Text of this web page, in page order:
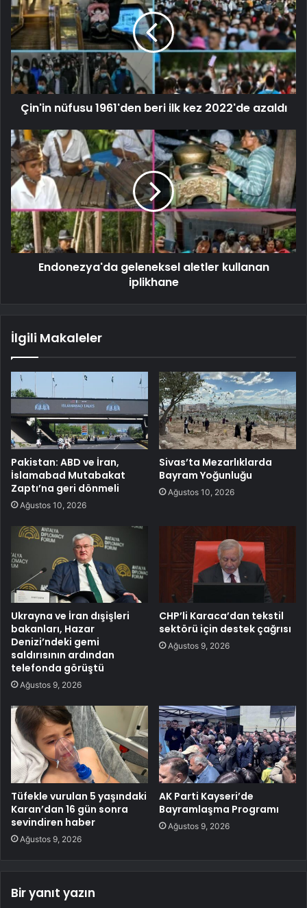
Çin'in nüfusu 1961'den beri ilk kez 2022'de azaldı
Endonezya'da geleneksel aletler kullanan
iplikhane
İlgili Makaleler
Pakistan: ABD ve İran,
İslamabad Mutabakat
Zaptı’na geri dönmeli
Ağustos 10, 2026
Sivas’ta Mezarlıklarda
Bayram Yoğunluğu
Ağustos 10, 2026
Ukrayna ve İran dışişleri
bakanları, Hazar
Denizi’ndeki gemi
saldırısının ardından
telefonda görüştü
Ağustos 9, 2026
CHP’li Karaca’dan tekstil
sektörü için destek çağrısı
Ağustos 9, 2026
Tüfekle vurulan 5 yaşındaki
Karan’dan 16 gün sonra
sevindiren haber
Ağustos 9, 2026
AK Parti Kayseri’de
Bayramlaşma Programı
Ağustos 9, 2026
Bir yanıt yazın